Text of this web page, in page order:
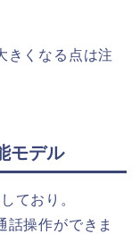
きくなる点は注
モデル
ており。
話操作ができま